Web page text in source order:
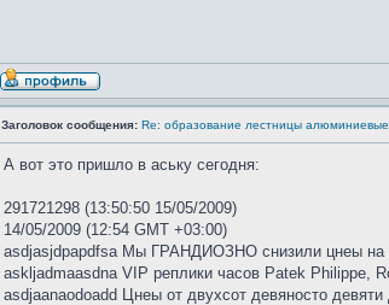
Заголовок сообщения: Re: образование лестницы алюминиевые
А вот это пришло в аську сегодня:
291721298 (13:50:50 15/05/2009)
14/05/2009 (12:54 GMT +03:00)
asdjasjdpapdfsa Мы ГРАНДИОЗНО снизили цнеы на
askljadmaasdna VIP реплики часов Patek Philippe,
asdjaanaodoadd Цнеы от двухсот девяносто девяти